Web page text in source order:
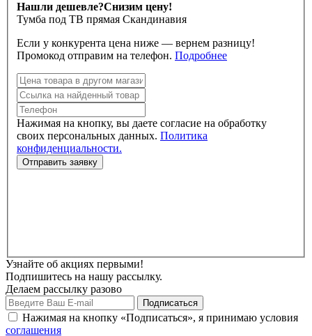
Нашли дешевле?Снизим цену!
Тумба под ТВ прямая Скандинавия
Если у конкурента цена ниже — вернем разницу!
Промокод отправим на телефон. Подробнее
Нажимая на кнопку, вы даете согласие на обработку
своих персональных данных. Политика
конфиденциальности.
Узнайте об акциях первыми!
Подпишитесь на нашу рассылку.
Делаем рассылку разово
Нажимая на кнопку «Подписаться», я принимаю условия
соглашения